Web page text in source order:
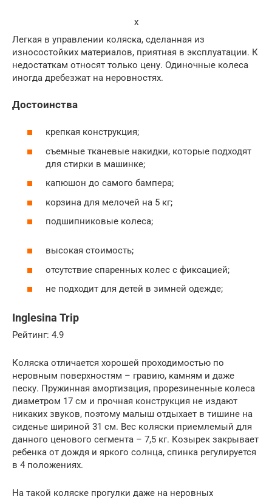
x
Легкая в управлении коляска, сделанная из
износостойких материалов, приятная в эксплуатации. К
недостаткам относят только цену. Одиночные колеса
иногда дребезжат на неровностях.
Достоинства
крепкая конструкция;
съемные тканевые накидки, которые подходят
для стирки в машинке;
капюшон до самого бампера;
корзина для мелочей на 5 кг;
подшипниковые колеса;
высокая стоимость;
отсутствие спаренных колес с фиксацией;
не подходит для детей в зимней одежде;
Inglesina Trip
Рейтинг: 4.9
Коляска отличается хорошей проходимостью по
неровным поверхностям – гравию, камням и даже
песку. Пружинная амортизация, прорезиненные колеса
диаметром 17 см и прочная конструкция не издают
никаких звуков, поэтому малыш отдыхает в тишине на
сиденье шириной 31 см. Вес коляски приемлемый для
данного ценового сегмента – 7,5 кг. Козырек закрывает
ребенка от дождя и яркого солнца, спинка регулируется
в 4 положениях.
На такой коляске прогулки даже на неровных